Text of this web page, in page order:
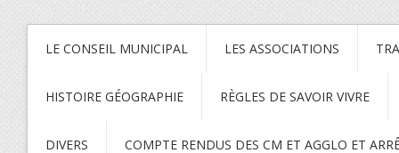
LE CONSEIL MUNICIPAL LES ASSOCIATIONS
HISTOIRE GÉOGRAPHIE RÈGLES DE SAVOIR VIVRE
DIVERS COMPTE RENDUS DES CM ET AGGLO ET